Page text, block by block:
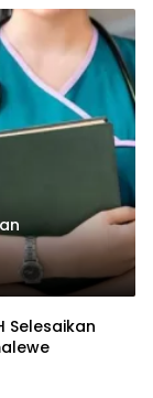
Selesaikan